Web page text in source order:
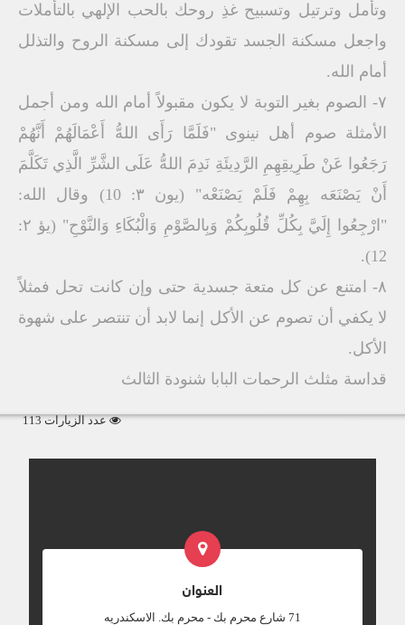
وتأمل وترتیل وتسبیح غذِ روحك بالحب الإلھي بالتأملات
واجعل مسكنة الجسد تقودك إلى مسكنة الروح والتذلل
أمام الله.
۷- الصوم بغیر التوبة لا یكون مقبولاً أمام الله ومن أجمل
الأمثلة صوم أھل نینوى "فَلَمَّا رَأَى اللهُّ أَعْمَالَھُمْ أَنَّھُمْ
رَجَعُوا عَنْ طَرِیقِھِمِ الرَّدِیئَةِ نَدِمَ اللهُّ عَلَى الشَّرِّ الَّذِي تَكَلَّمَ
أَنْ یَصْنَعَه بِھِمْ فَلَمْ یَصْنَعْه" (یون ۳: 10) وقال الله:
"ارْجِعُوا إِلَيَّ بِكُلِّ قُلُوبِكُمْ وَبِالصَّوْمِ وَالْبُكَاءِ وَالنَّوْحِ" (یؤ ۲:
12).
۸- امتنع عن كل متعة جسدیة حتى وإن كانت تحل فمثلاً
لا یكفي أن تصوم عن الأكل إنما لابد أن تنتصر على شھوة
الأكل.
قداسة مثلث الرحمات البابا شنودة الثالث
عدد الزيارات 113
العنوان
‎71 شارع محرم بك - محرم بك. الاسكندريه